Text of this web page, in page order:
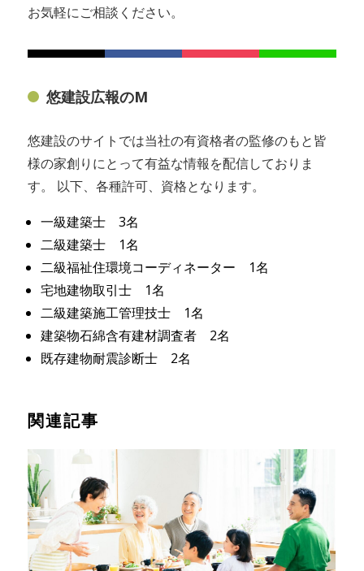
お気軽にご相談ください。
悠建設広報のM
悠建設のサイトでは当社の有資格者の監修のもと皆
様の家創りにとって有益な情報を配信しておりま
す。 以下、各種許可、資格となります。
一級建築士 3名
二級建築士 1名
二級福祉住環境コーディネーター 1名
宅地建物取引士 1名
二級建築施工管理技士 1名
建築物石綿含有建材調査者 2名
既存建物耐震診断士 2名
関連記事